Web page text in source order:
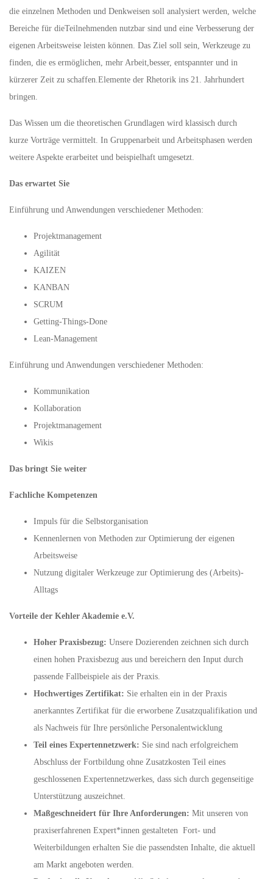
die einzelnen Methoden und Denkweisen soll analysiert werden, welche
Bereiche für dieTeilnehmenden nutzbar sind und eine Verbesserung der
eigenen Arbeitsweise leisten können. Das Ziel soll sein, Werkzeuge zu
finden, die es ermöglichen, mehr Arbeit,besser, entspannter und in
kürzerer Zeit zu schaffen.Elemente der Rhetorik ins 21. Jahrhundert
bringen.
Das Wissen um die theoretischen Grundlagen wird klassisch durch
kurze Vorträge vermittelt. In Gruppenarbeit und Arbeitsphasen werden
weitere Aspekte erarbeitet und beispielhaft umgesetzt.
Das erwartet Sie
Einführung und Anwendungen verschiedener Methoden:
Projektmanagement
Agilität
KAIZEN
KANBAN
SCRUM
Getting-Things-Done
Lean-Management
Einführung und Anwendungen verschiedener Methoden:
Kommunikation
Kollaboration
Projektmanagement
Wikis
Das bringt Sie weiter
Fachliche Kompetenzen
Impuls für die Selbstorganisation
Kennenlernen von Methoden zur Optimierung der eigenen
Arbeitsweise
Nutzung digitaler Werkzeuge zur Optimierung des (Arbeits)-
Alltags
Vorteile der Kehler Akademie e.V.
Hoher Praxisbezug: Unsere Dozierenden zeichnen sich durch
einen hohen Praxisbezug aus und bereichern den Input durch
passende Fallbeispiele ais der Praxis.
Hochwertiges Zertifikat: Sie erhalten ein in der Praxis
anerkanntes Zertifikat für die erworbene Zusatzqualifikation und
als Nachweis für Ihre persönliche Personalentwicklung
Teil eines Expertennetzwerk: Sie sind nach erfolgreichem
Abschluss der Fortbildung ohne Zusatzkosten Teil eines
geschlossenen Expertennetzwerkes, dass sich durch gegenseitige
Unterstützung auszeichnet.
Maßgeschneidert für Ihre Anforderungen: Mit unseren von
praxiserfahrenen Expert*innen gestalteten Fort- und
Weiterbildungen erhalten Sie die passendsten Inhalte, die aktuell
am Markt angeboten werden.